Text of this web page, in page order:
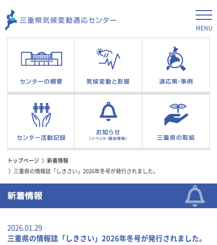
MENU
トップページ
新着情報
三重県の情報誌「しきさい」2026年冬号が発行されました。
新着情報
2026.01.29
三重県の情報誌「しきさい」2026年冬号が発行されました。